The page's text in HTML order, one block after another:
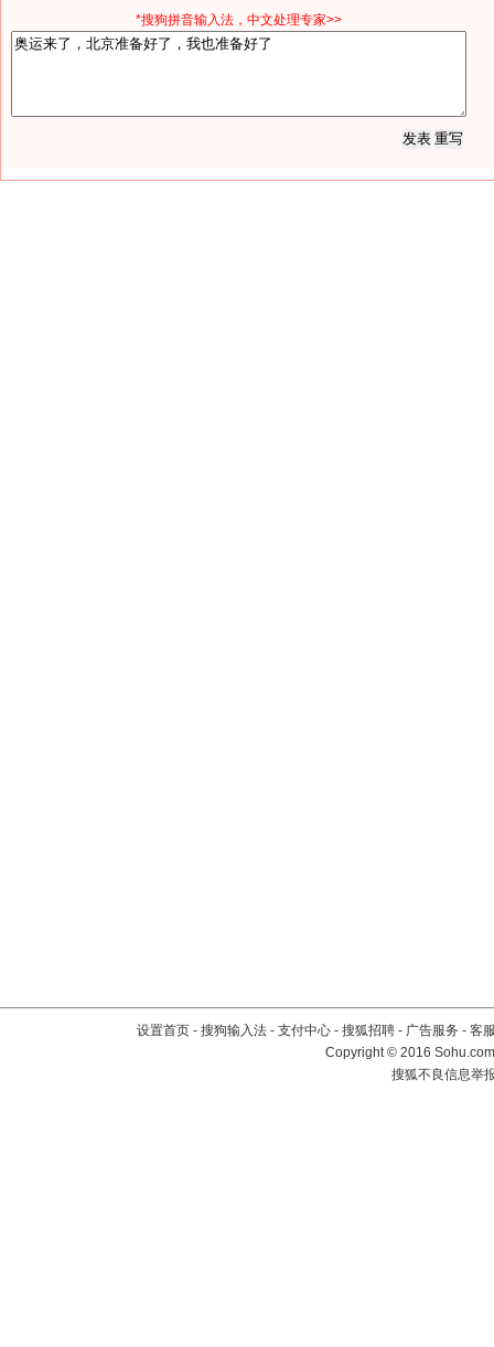
*搜狗拼音输入法，中文处理专家>>
设置首页 - 搜狗输入法 - 支付中心 - 搜狐招聘 - 广告服务 - 客
Copyright©2016
搜狐不良信息举